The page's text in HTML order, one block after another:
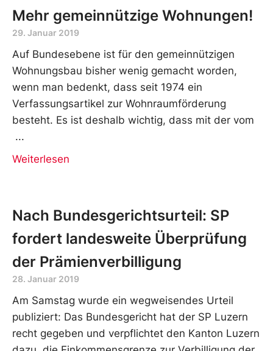
Mehr gemeinnützige Wohnungen!
29. Januar 2019
Auf Bundesebene ist für den gemeinnützigen
Wohnungsbau bisher wenig gemacht worden,
wenn man bedenkt, dass seit 1974 ein
Verfassungsartikel zur Wohnraumförderung
besteht. Es ist deshalb wichtig, dass mit der vom
Weiterlesen
Nach Bundesgerichtsurteil: SP
fordert landesweite Überprüfung
der Prämienverbilligung
28. Januar 2019
Am Samstag wurde ein wegweisendes Urteil
publiziert: Das Bundesgericht hat der SP Luzern
recht gegeben und verpflichtet den Kanton Luzern